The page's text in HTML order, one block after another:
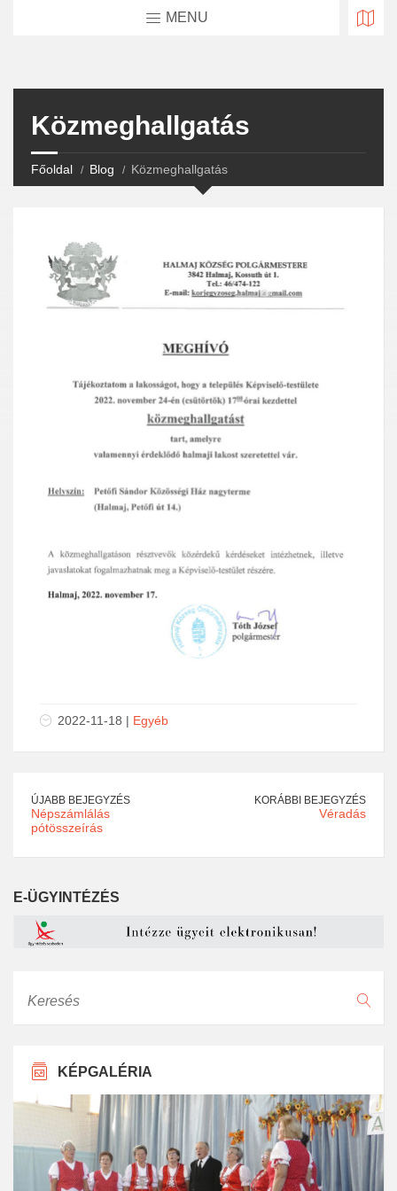
MENU
Közmeghallgatás
Főoldal Blog Közmeghallgatás
2022-11-18 | Egyéb
ÚJABB BEJEGYZÉS
Népszámlálás
pótösszeírás
KORÁBBI BEJEGYZÉS
Véradás
E-ÜGYINTÉZÉS
KÉPGALÉRIA